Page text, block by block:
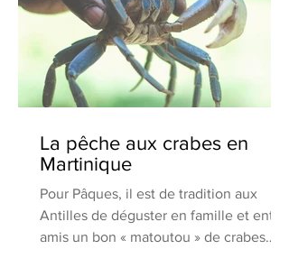
La pêche aux crabes en
Martinique
Pour Pâques, il est de tradition aux
Antilles de déguster en famille et entre
amis un bon « matoutou » de crabes